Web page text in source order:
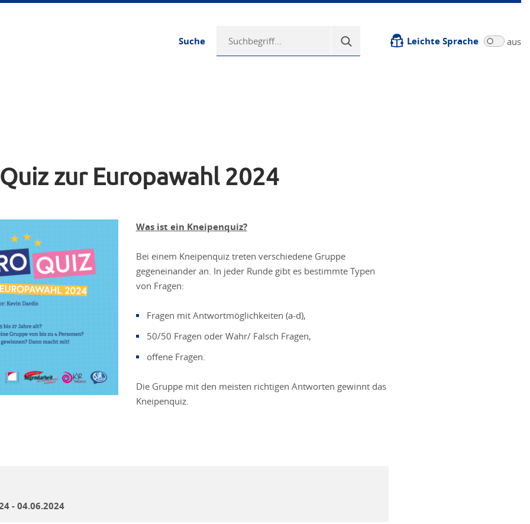
Suche Leichte Sprache aus
zur Europawahl 2024
Was ist ein Kneipenquiz?
Bei einem Kneipenquiz treten verschiedene Gruppe
gegeneinander an. In jeder Runde gibt es bestimmte Typen
von Fragen:
Fragen mit Antwortmöglichkeiten (a-d),
50/50 Fragen oder Wahr/ Falsch Fragen,
offene Fragen.
Die Gruppe mit den meisten richtigen Antworten gewinnt das
Kneipenquiz.
- 04.06.2024